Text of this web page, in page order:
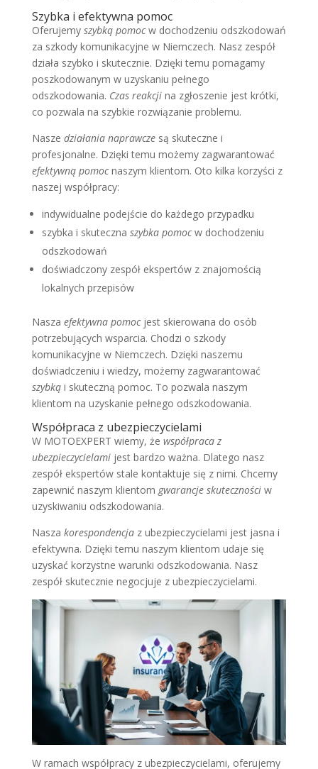
Szybka i efektywna pomoc
Oferujemy szybką pomocw dochodzeniu odszkodowań
za szkody komunikacyjne w Niemczech. Nasz zespół
działa szybko i skutecznie. Dzięki temu pomagamy
poszkodowanym w uzyskaniu pełnego
odszkodowania. Czas reakcjina zgłoszenie jest krótki,
co pozwala na szybkie rozwiązanie problemu.
Nasze działania naprawczesą skuteczne i
profesjonalne. Dzięki temu możemy zagwarantować
efektywną pomocnaszym klientom. Oto kilka korzyści z
naszej współpracy:
indywidualne podejście do każdego przypadku
szybka i skuteczna szybka pomocw dochodzeniu
odszkodowań
doświadczony zespół ekspertów z znajomością
lokalnych przepisów
Nasza efektywna pomocjest skierowana do osób
potrzebujących wsparcia. Chodzi o szkody
komunikacyjne w Niemczech. Dzięki naszemu
doświadczeniu i wiedzy, możemy zagwarantować
szybkąi skuteczną pomoc. To pozwala naszym
klientom na uzyskanie pełnego odszkodowania.
Współpraca z ubezpieczycielami
W MOTOEXPERT wiemy, że współpraca z
ubezpieczycielamijest bardzo ważna. Dlatego nasz
zespół ekspertów stale kontaktuje się z nimi. Chcemy
zapewnić naszym klientom gwarancje skutecznościw
uzyskiwaniu odszkodowania.
Nasza korespondencjaz ubezpieczycielami jest jasna i
efektywna. Dzięki temu naszym klientom udaje się
uzyskać korzystne warunki odszkodowania. Nasz
zespół skutecznie negocjuje z ubezpieczycielami.
W ramach współpracy z ubezpieczycielami, oferujemy